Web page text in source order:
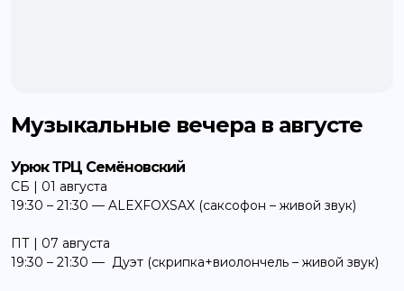
Музыкальные вечера в августе
Урюк ТРЦ Семёновский
СБ | 01 августа
19:30 – 21:30 — ALEXFOXSAX (саксофон – живой звук)
ПТ | 07 августа
19:30 – 21:30 — Дуэт (скрипка+виолончель – живой звук)